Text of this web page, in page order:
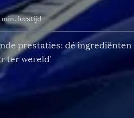
min. leestijd
prestaties: dé ingrediënten
ter wereld'